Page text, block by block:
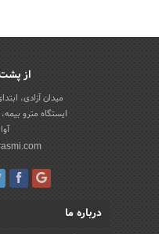
از پشت
میدان آزادی،
ایستگاه مترو
درباره ما